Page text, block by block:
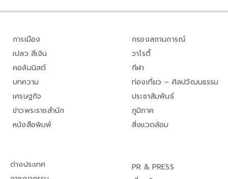
การเมือง
เปลว สีเงิน
คอลัมนิสต์
บทความ
เศรษฐกิจ
ข่าวพระราชสำนัก
หนังสือพิมพ์
กรองสถานการณ์
วาไรตี้
กีฬา
ท่องเที่ยว – ศิลปวัฒนธรรม
ประชาสัมพันธ์
ภูมิภาค
สิ่งแวดล้อม
ต่างประเทศ
PR & PRESS